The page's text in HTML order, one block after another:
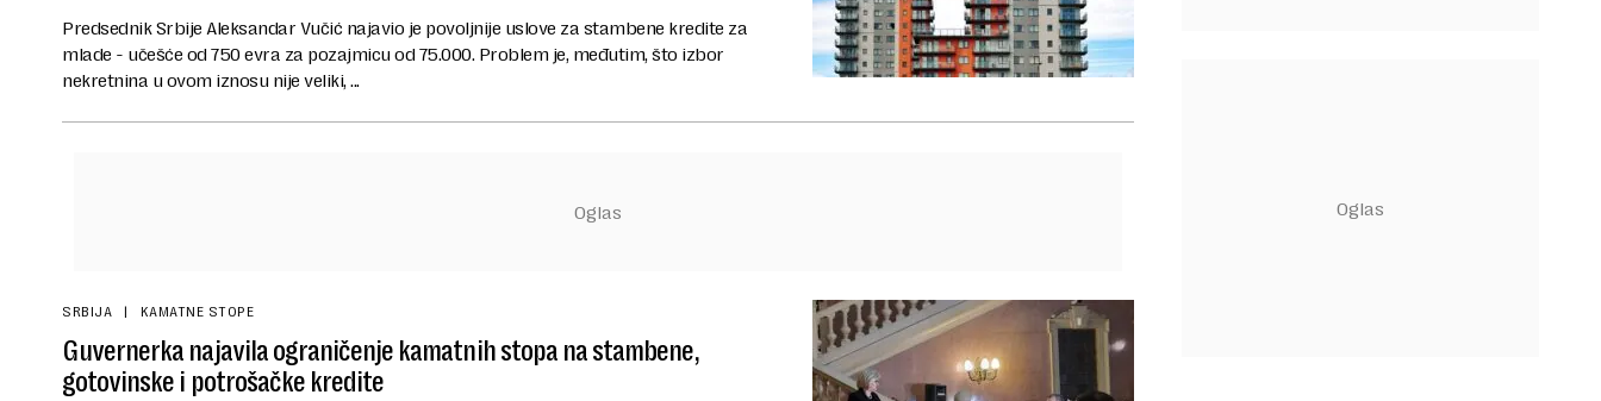
Predsednik Srbije Aleksandar Vučić najavio je povoljnije uslove za stambene kredite za
mlade - učešće od 750 evra za pozajmicu od 75.000. Problem je, međutim, što izbor
nekretnina u ovom iznosu nije veliki, ...
SRBIJA KAMATNE STOPE
Guvernerka najavila ograničenje kamatnih stopa na stambene,
gotovinske i potrošačke kredite